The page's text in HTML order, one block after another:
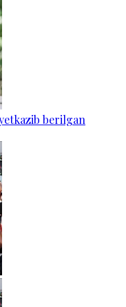
berilgan